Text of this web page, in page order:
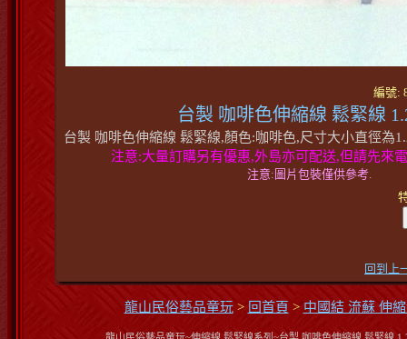
編號:
台製 咖啡色伸縮線 鬆緊線
台製 咖啡色伸縮線 鬆緊線,顏色:咖啡色,尺寸大小直徑為
注意:大量訂購另有優惠,外島亦可配送,但請先來
注意:圖片包裝僅供參考.
回到上
龍山民俗藝品童玩> 回首頁 > 中國結 流蘇 伸